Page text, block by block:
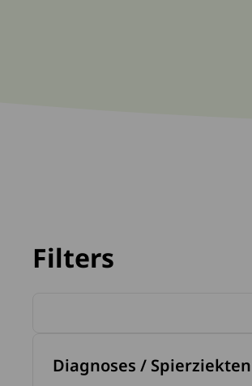
Filters
Diagnoses / Spierziekten